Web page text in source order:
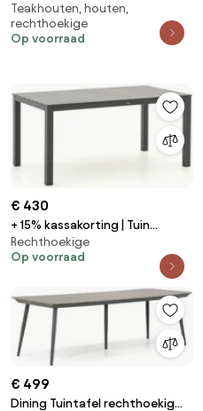
eettafel Bellagio | Rechthoekig |
Tuintafel Teakhout | 180x90cm |
4 personen | Kees Smit
Teakhouten, houten,
rechthoekige
Op voorraad
€ 430
+ 15% kassakorting | Tuin
eettafel Manifesto |
Rechthoekig | Tuintafel
personen | Kees Smit
Tuinmeubelen
Rechthoekige
Op voorraad
€ 499
Dining Tuintafel rechthoekig